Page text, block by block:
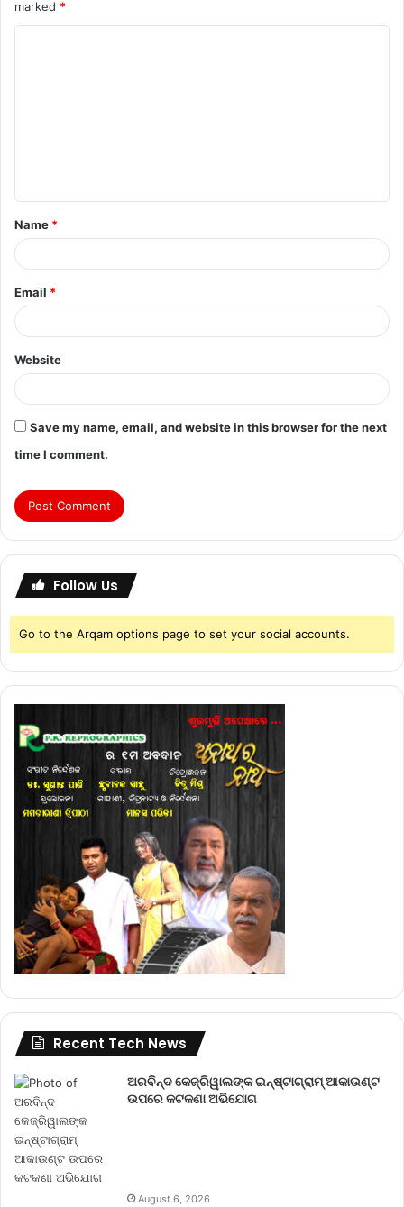
marked *
Name *
Email *
Website
Save my name, email, and website in this browser for the next
time I comment.
Follow Us
Go to the Arqam options page to set your social accounts.
Recent Tech News
ଅରବିନ୍ଦ କେଜ୍ରିୱାଲଙ୍କ ଇନ୍‌ଷ୍ଟାଗ୍ରାମ୍ ଆକାଉଣ୍ଟ
ଉପରେ କଟକଣା ଅଭିଯୋଗ
August 6, 2026